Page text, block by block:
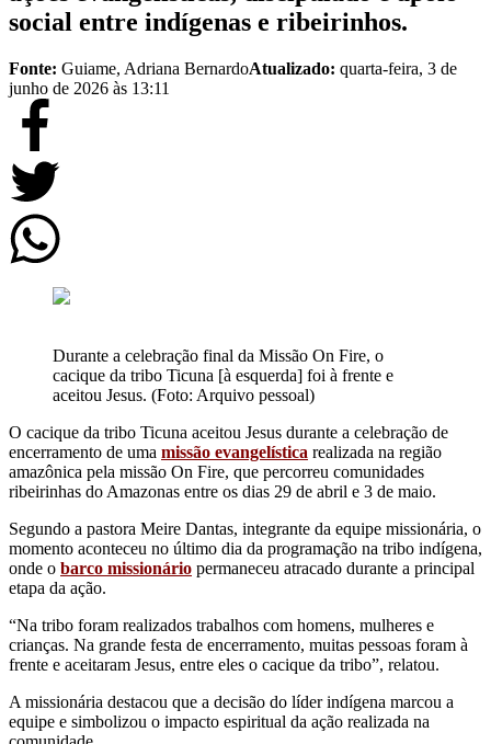
social entre indígenas e ribeirinhos.
Fonte: Guiame, Adriana BernardoAtualizado: quarta-feira, 3 de
junho de 2026 às 13:11
Durante a celebração final da Missão On Fire, o
cacique da tribo Ticuna [à esquerda] foi à frente e
aceitou Jesus. (Foto: Arquivo pessoal)
O cacique da tribo Ticuna aceitou Jesus durante a celebração de
encerramento de uma missão evangelística realizada na região
amazônica pela missão On Fire, que percorreu comunidades
ribeirinhas do Amazonas entre os dias 29 de abril e 3 de maio.
Segundo a pastora Meire Dantas, integrante da equipe missionária, o
momento aconteceu no último dia da programação na tribo indígena,
onde o barco missionário permaneceu atracado durante a principal
etapa da ação.
“Na tribo foram realizados trabalhos com homens, mulheres e
crianças. Na grande festa de encerramento, muitas pessoas foram à
frente e aceitaram Jesus, entre eles o cacique da tribo”, relatou.
A missionária destacou que a decisão do líder indígena marcou a
equipe e simbolizou o impacto espiritual da ação realizada na